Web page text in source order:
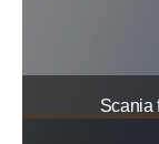
Scania